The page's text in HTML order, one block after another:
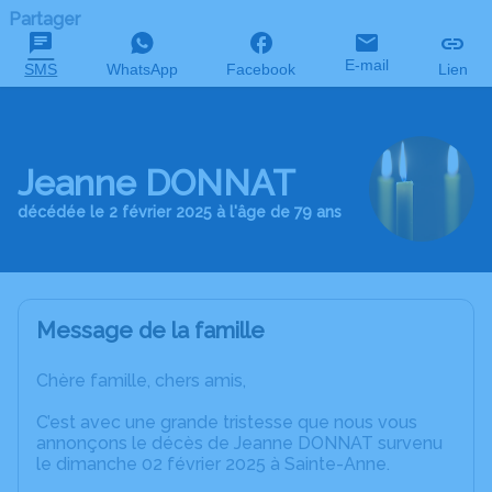
Partager
SMS WhatsApp Facebook E-mail Lien
Jeanne DONNAT
décédée le 2 février 2025 à l'âge de 79 ans
Message de la famille
Chère famille, chers amis,
C’est avec une grande tristesse que nous vous
annonçons le décès de Jeanne DONNAT survenu
le dimanche 02 février 2025 à Sainte-Anne.